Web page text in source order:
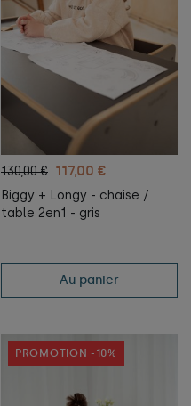
130,00 € 117,00 €
Biggy + Longy - chaise /
table 2en1 - gris
Au panier
PROMOTION -10%